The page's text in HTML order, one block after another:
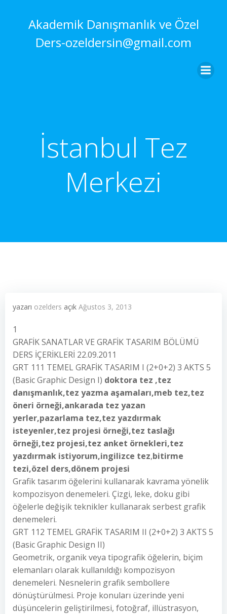
Akademik Danışmanlık ve Özel
Ders-ozeldersin@gmail.com
İstanbul Tez
Merkezi
yazarı ozelders açık Ağustos 3, 2013
1
GRAFİK SANATLAR VE GRAFİK TASARIM BÖLÜMÜ
DERS İÇERİKLERİ 22.09.2011
GRT 111 TEMEL GRAFİK TASARIM I (2+0+2) 3 AKTS 5
(Basic Graphic Design I) doktora tez ,tez
danışmanlık,tez yazma aşamaları,meb tez,tez
öneri örneği,ankarada tez yazan
yerler,pazarlama tez,tez yazdırmak
isteyenler,tez projesi örneği,tez taslağı
örneği,tez projesi,tez anket örnekleri,tez
yazdırmak istiyorum,ingilizce tez,bitirme
tezi,özel ders,dönem projesi
Grafik tasarım öğelerini kullanarak kavrama yönelik
kompozisyon denemeleri. Çizgi, leke, doku gibi
öğelerle değişik teknikler kullanarak serbest grafik
denemeleri.
GRT 112 TEMEL GRAFİK TASARIM II (2+0+2) 3 AKTS 5
(Basic Graphic Design II)
Geometrik, organik veya tipografik öğelerin, biçim
elemanları olarak kullanıldığı kompozisyon
denemeleri. Nesnelerin grafik sembollere
dönüştürülmesi. Proje konuları üzerinde yeni
düşüncelerin geliştirilmesi, fotoğraf, illüstrasyon,